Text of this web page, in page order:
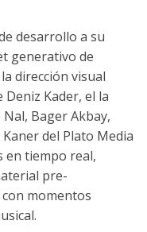
desarrollo a su
generativo de
dirección visual
Deniz Kader, el la
Bager Akbay,
del Plato Media
en tiempo real,
pre-
momentos